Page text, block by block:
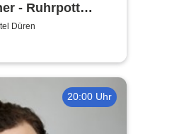
- Ruhrpott
Düren
20:00 Uhr